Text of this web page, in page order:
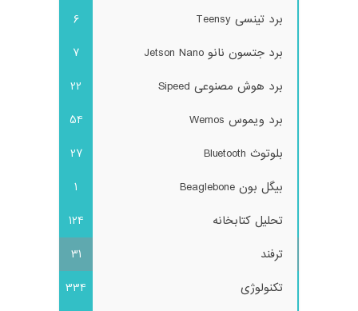
برد تینسی Teensy
6
برد جتسون نانو Jetson Nano
7
برد هوش مصنوعی Sipeed
22
برد ویموس Wemos
54
بلوتوث Bluetooth
27
بیگل بون Beaglebone
1
تحلیل کتابخانه
124
ترفند
31
تکنولوژی
334